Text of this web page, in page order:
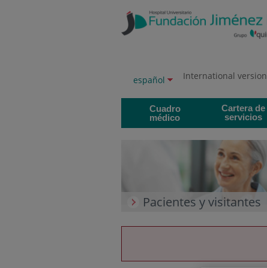
contenido
Selector
Idioma
español International version
Cuadro
médico
Cartera de
servicios
Pacientes y visitantes